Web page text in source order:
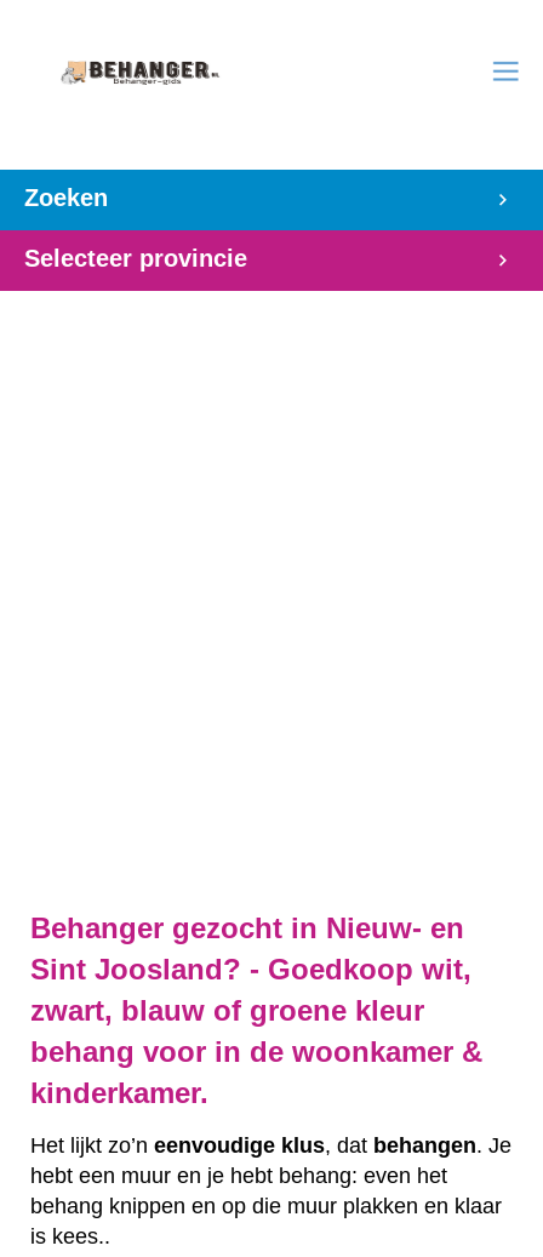
Zoeken
Selecteer provincie
Behanger gezocht in Nieuw- en
Sint Joosland? - Goedkoop wit,
zwart, blauw of groene kleur
behang voor in de woonkamer &
kinderkamer.
Het lijkt zo’n eenvoudige klus, dat behangen. Je
hebt een muur en je hebt behang: even het
behang knippen en op die muur plakken en klaar
is kees..